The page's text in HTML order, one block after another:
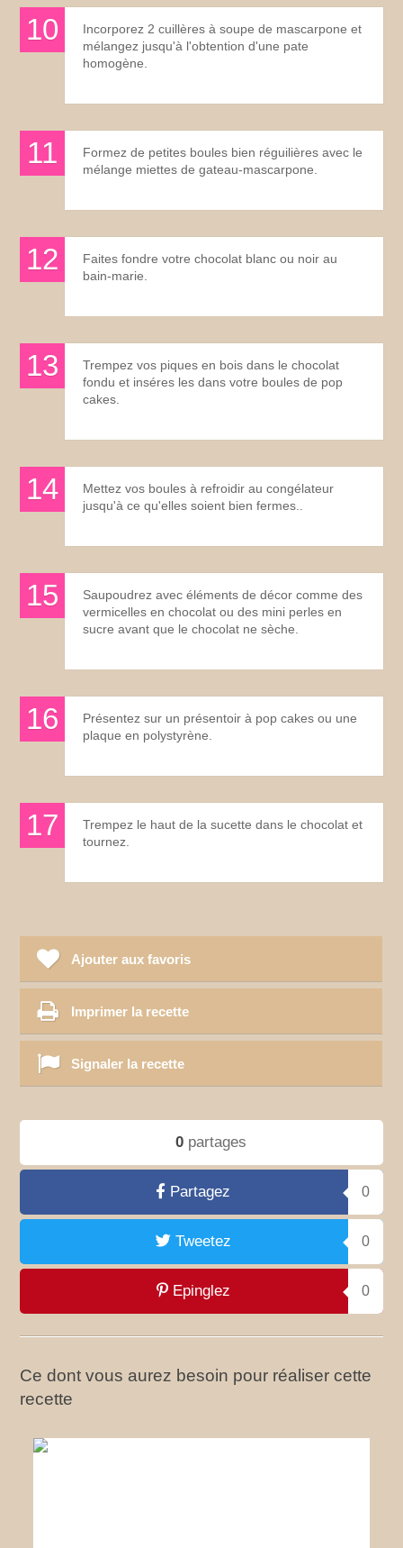
Incorporez 2 cuillères à soupe de mascarpone et
mélangez jusqu'à l'obtention d'une pate
homogène.
Formez de petites boules bien réguilières avec le
mélange miettes de gateau-mascarpone.
Faites fondre votre chocolat blanc ou noir au
bain-marie.
Trempez vos piques en bois dans le chocolat
fondu et inséres les dans votre boules de pop
cakes.
Mettez vos boules à refroidir au congélateur
jusqu'à ce qu'elles soient bien fermes..
Saupoudrez avec éléments de décor comme des
vermicelles en chocolat ou des mini perles en
sucre avant que le chocolat ne sèche.
Présentez sur un présentoir à pop cakes ou une
plaque en polystyrène.
Trempez le haut de la sucette dans le chocolat et
tournez.
Ajouter aux favoris
Imprimer la recette
Signaler la recette
0partages
Partagez 0
Tweetez 0
Epinglez 0
Ce dont vous aurez besoin pour réaliser cette
recette